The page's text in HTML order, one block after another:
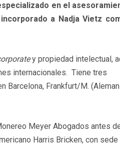
en el
a Nadja Vietz
y propiedad intelectual,
internacionales. Tiene tres
Barcelona, Frankfurt/M.
Meyer Abogados antes
Harris Bricken, con sede